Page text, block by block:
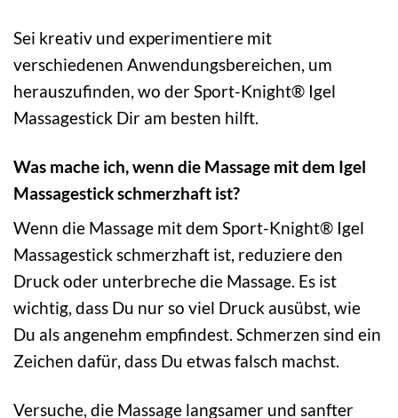
Sei kreativ und experimentiere mit
verschiedenen Anwendungsbereichen, um
herauszufinden, wo der Sport-Knight® Igel
Massagestick Dir am besten hilft.
Was mache ich, wenn die Massage mit dem Igel
Massagestick schmerzhaft ist?
Wenn die Massage mit dem Sport-Knight® Igel
Massagestick schmerzhaft ist, reduziere den
Druck oder unterbreche die Massage. Es ist
wichtig, dass Du nur so viel Druck ausübst, wie
Du als angenehm empfindest. Schmerzen sind ein
Zeichen dafür, dass Du etwas falsch machst.
Versuche, die Massage langsamer und sanfter